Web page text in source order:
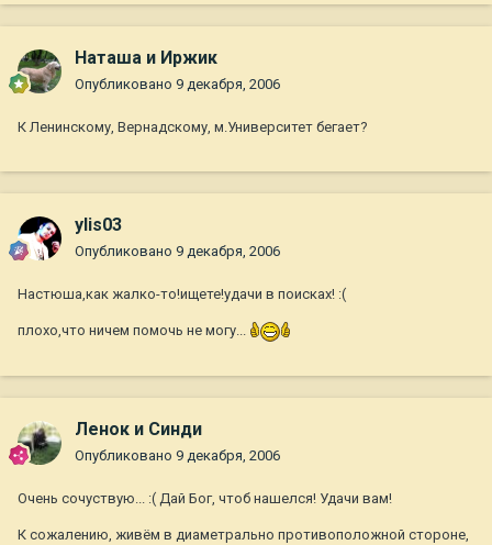
Наташа и Иржик
Опубликовано 9 декабря, 2006
К Ленинскому, Вернадскому, м.Университет бегает?
ylis03
Опубликовано 9 декабря, 2006
Настюша,как жалко-то!ищете!удачи в поисках! :(
плохо,что ничем помочь не могу...
Ленок и Синди
Опубликовано 9 декабря, 2006
Очень сочуствую... :( Дай Бог, чтоб нашелся! Удачи вам!
К сожалению, живём в диаметрально противоположной стороне,